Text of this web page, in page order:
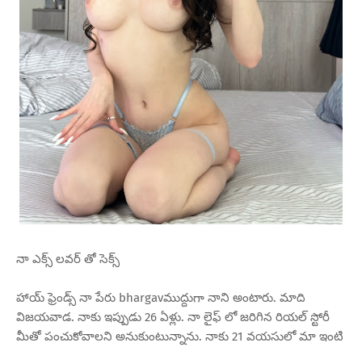
నా ఎక్స్ లవర్ తో సెక్స్
హాయ్ ఫ్రెండ్స్ నా పేరు bhargavముద్దుగా నాని అంటారు. మాది
విజయవాడ. నాకు ఇప్పుడు 26 ఏళ్లు. నా లైఫ్ లో జరిగిన రియల్ స్టోరీ
మీతో పంచుకోవాలని అనుకుంటున్నాను. నాకు 21 వయసులో మా ఇంటి